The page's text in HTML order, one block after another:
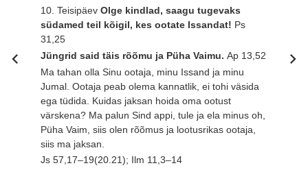
10. TeisipäevOlge kindlad, saagu tugevaks
südamed teil kõigil, kes ootate Issandat! Ps
31,25
Jüngrid said täis rõõmu ja Püha Vaimu.Ap 13,52
Ma tahan olla Sinu ootaja, minu Issand ja minu
Jumal. Ootaja peab olema kannatlik, ei tohi väsida
ega tüdida. Kuidas jaksan hoida oma ootust
värskena? Ma palun Sind appi, tule ja ela minus oh,
Püha Vaim, siis olen rõõmus ja lootusrikas ootaja,
siis ma jaksan.
Js 57,17–19(20.21); Ilm 11,3–14